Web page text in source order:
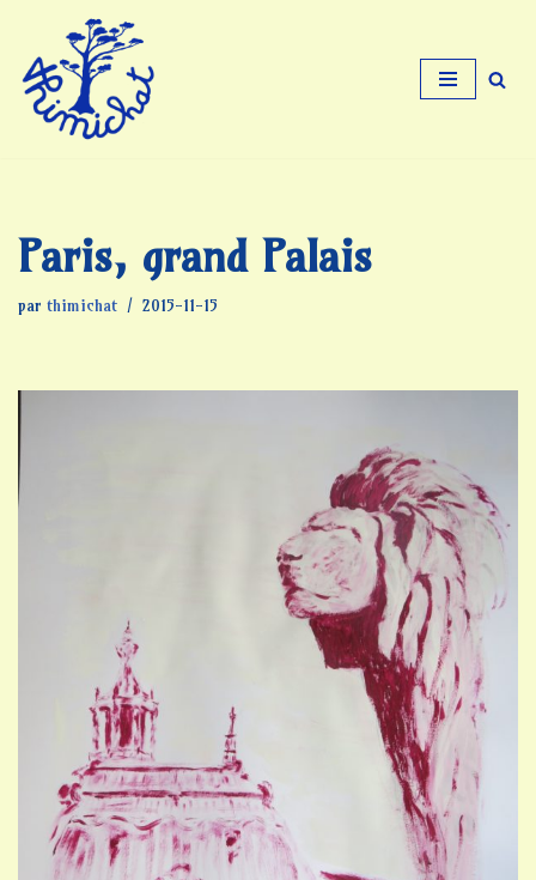
Aller
au
contenu
Paris, grand Palais
par thimichat 2015-11-15